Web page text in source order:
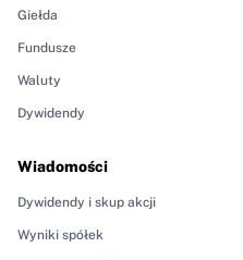
Giełda
Fundusze
Waluty
Dywidendy
Wiadomości
Dywidendy i skup akcji
Wyniki spółek